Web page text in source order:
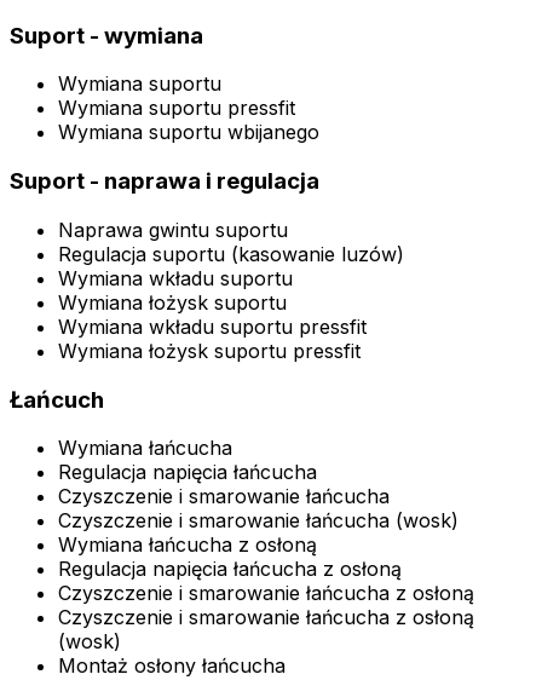
Suport - wymiana
Wymiana suportu
Wymiana suportu pressfit
Wymiana suportu wbijanego
Suport - naprawa i regulacja
Naprawa gwintu suportu
Regulacja suportu (kasowanie luzów)
Wymiana wkładu suportu
Wymiana łożysk suportu
Wymiana wkładu suportu pressfit
Wymiana łożysk suportu pressfit
Łańcuch
Wymiana łańcucha
Regulacja napięcia łańcucha
Czyszczenie i smarowanie łańcucha
Czyszczenie i smarowanie łańcucha (wosk)
Wymiana łańcucha z osłoną
Regulacja napięcia łańcucha z osłoną
Czyszczenie i smarowanie łańcucha z osłoną
Czyszczenie i smarowanie łańcucha z osłoną
(wosk)
Montaż osłony łańcucha